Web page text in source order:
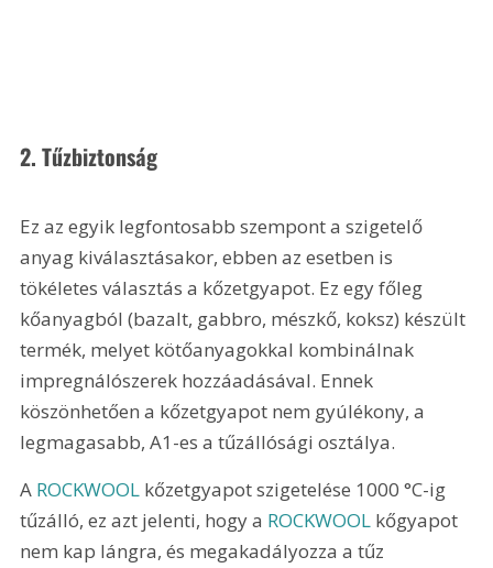
2. Tűzbiztonság
Ez az egyik legfontosabb szempont a szigetelő
anyag kiválasztásakor, ebben az esetben is
tökéletes választás a kőzetgyapot. Ez egy főleg
kőanyagból (bazalt, gabbro, mészkő, koksz) készült
termék, melyet kötőanyagokkal kombinálnak
impregnálószerek hozzáadásával. Ennek
köszönhetően a kőzetgyapot nem gyúlékony, a
legmagasabb, A1-es a tűzállósági osztálya.
A ROCKWOOL kőzetgyapot szigetelése 1000 °C-ig
tűzálló, ez azt jelenti, hogy a ROCKWOOL kőgyapot
nem kap lángra, és megakadályozza a tűz